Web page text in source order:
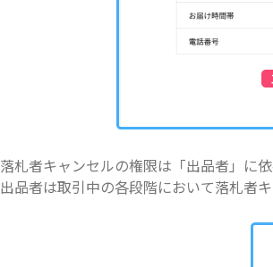
落札者キャンセルの権限は「出品者」に依
出品者は取引中の各段階において落札者